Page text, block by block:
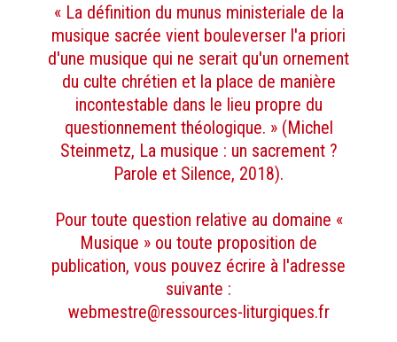
« La définition du munus ministeriale de la
musique sacrée vient bouleverser l'a priori
d'une musique qui ne serait qu'un ornement
du culte chrétien et la place de manière
incontestable dans le lieu propre du
questionnement théologique. » (Michel
Steinmetz, La musique : un sacrement ?
Parole et Silence, 2018).
Pour toute question relative au domaine «
Musique » ou toute proposition de
publication, vous pouvez écrire à l'adresse
suivante :
webmestre@ressources-liturgiques.fr